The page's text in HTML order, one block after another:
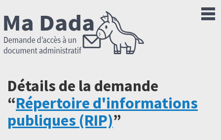
Détails de la demande
“Répertoire d'informations
publiques (RIP)”